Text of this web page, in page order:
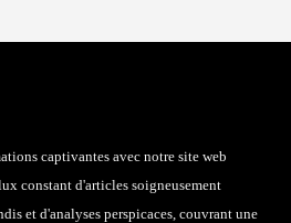
captivantes avec notre site web
constant d'articles soigneusement
et d'analyses perspicaces, couvrant une